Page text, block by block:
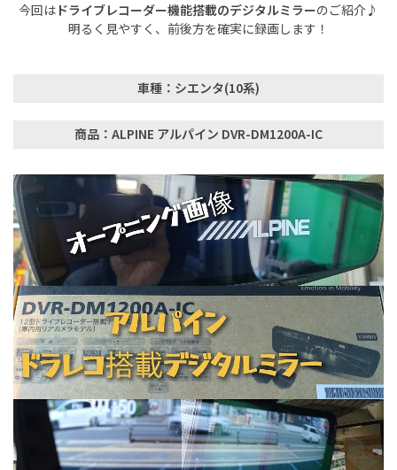
今回はドライブレコーダー機能搭載のデジタルミラーのご紹介♪
明るく見やすく、前後方を確実に録画します！
車種：シエンタ(10系)
商品：ALPINE アルパイン DVR-DM1200A-IC